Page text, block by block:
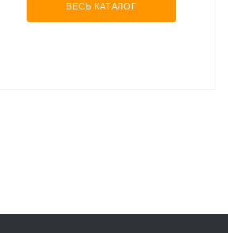
ВЕСЬ КАТАЛОГ